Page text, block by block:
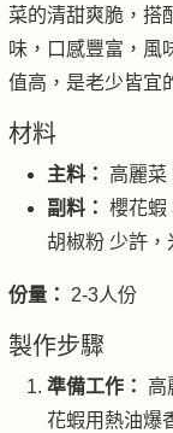
菜的清甜爽脆，搭
味，口感豐富，風
值高，是老少皆宜
材料
主料：
高麗菜
副料： 櫻花蝦
胡椒粉 少許
份量： 2-3人份
製作步驟
準備工作：
高
花蝦用熱油爆